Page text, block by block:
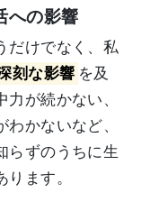
への影響
だけでなく、私
刻な影響 を及
が続かない、
かないなど、
らずのうちに生
ます。